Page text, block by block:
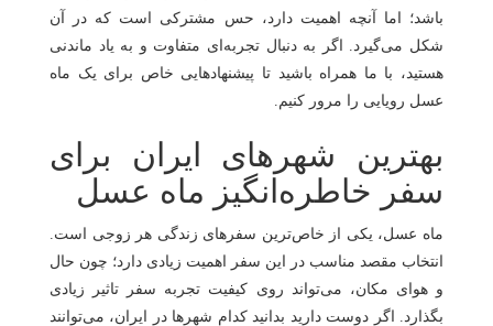
شیراز
تبریز
باشد؛ اما آنچه اهمیت دارد، حس مشترکی ا‌ست که در آن
شکل می‌گیرد. اگر به دنبال تجربه‌ای متفاوت و به ‌یاد ماندنی
هستید، با ما همراه باشید تا پیشنهادهایی خاص برای یک ماه
عسل رویایی را مرور کنیم.
بهترین شهرهای ایران برای
سفر خاطره‌انگیز ماه عسل
ماه عسل، یکی از خاص‌ترین سفرهای زندگی هر زوجی است.
انتخاب مقصد مناسب در این سفر اهمیت زیادی دارد؛ چون حال
‌و هوای مکان، می‌تواند روی کیفیت تجربه سفر تاثیر زیادی
بگذارد. اگر دوست دارید بدانید کدام شهرها در ایران، می‌توانند